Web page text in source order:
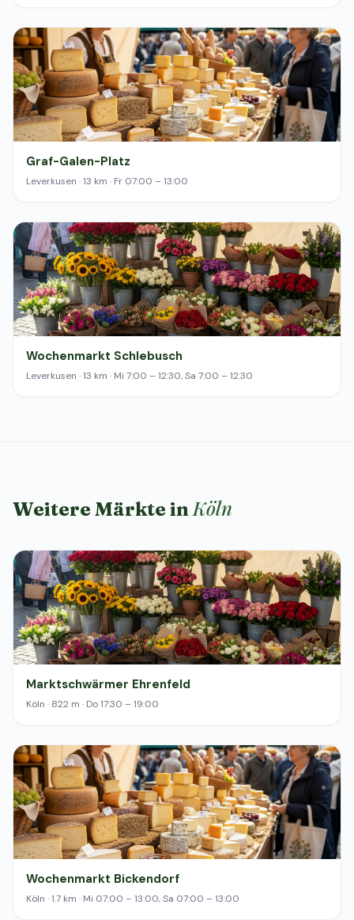
Graf-Galen-Platz
Leverkusen · 13 km · Fr 07:00 – 13:00
Wochenmarkt Schlebusch
Leverkusen · 13 km · Mi 7:00 – 12:30, Sa 7:00 – 12:30
Weitere Märkte inKöln
Marktschwärmer Ehrenfeld
Köln · 822 m · Do 17:30 – 19:00
Wochenmarkt Bickendorf
Köln · 1.7 km · Mi 07:00 – 13:00, Sa 07:00 – 13:00